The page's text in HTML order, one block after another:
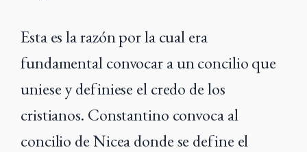
Esta es la razón por la cual era
fundamental convocar a un concilio que
uniese y definiese el credo de los
cristianos. Constantino convoca al
concilio de Nicea donde se define el